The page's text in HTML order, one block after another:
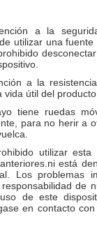
a la
utilizar una
a la
vida útil del
tiene ruedas
para no herir a
utilizar esta
está
Los problemas
de
de este
en contacto